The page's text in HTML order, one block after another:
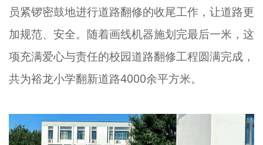
员紧锣密鼓地进行道路翻修的收尾工作，让道路更
加规范、安全。随着画线机器施划完最后一米，这
项充满爱心与责任的校园道路翻修工程圆满完成，
共为裕龙小学翻新道路4000余平方米。